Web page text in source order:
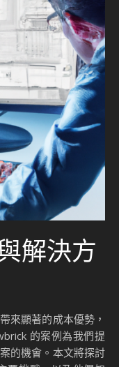
解決方
來顯著的成本優勢，
的案例為我們提
的機會。本文將探討